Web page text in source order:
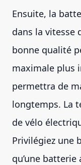
Ensuite, la
dans la vitesse
bonne qualité
maximale plus
permettra de
longtemps. La
de vélo
Privilégiez une
qu’une